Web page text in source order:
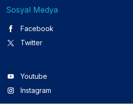
Sosyal Medya
Facebook
Twitter
Youtube
Instagram